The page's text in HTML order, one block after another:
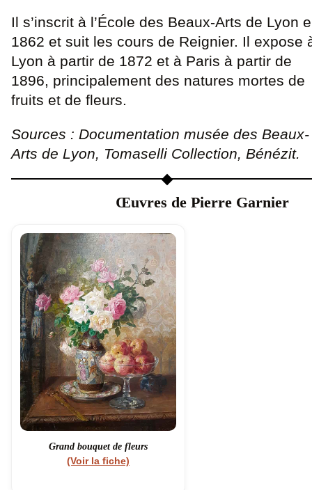
Il s’inscrit à l’École des Beaux-Arts de Lyon
1862 et suit les cours de Reignier. Il expose
Lyon à partir de 1872 et à Paris à partir de
1896, principalement des natures mortes de
fruits et de fleurs.
Sources : Documentation musée des Beaux-
Arts de Lyon, Tomaselli Collection, Bénézit.
Œuvres de Pierre Garnier
Grand bouquet de fleurs
(Voir la fiche)